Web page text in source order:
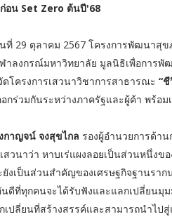
ก่อน Set Zero ต้นปี'68
ที่ 29 ตุลาคม 2567 โครงการพัฒนาสุ
าลงกรณ์มหาวิทยาลัย มูลนิธิเพื่อการ
ดโครงการเสวนาวิชาการสาธารณะ “
กร่วมกันระหว่างภาครัฐและผู้ค้า พร้
กาญจน์ จงสุขไกล รองผู้อำนวยการด้า
สวนาว่า หาบเร่แผงลอยเป็นส่วนหนึ่ง
งเป็นส่วนสำคัญของเศรษฐกิจฐานรา
ดีที่ทุกคนจะได้รับฟังและแลกเปลี่ยนมุ
เปลี่ยนที่สร้างสรรค์และสามารถนำไป